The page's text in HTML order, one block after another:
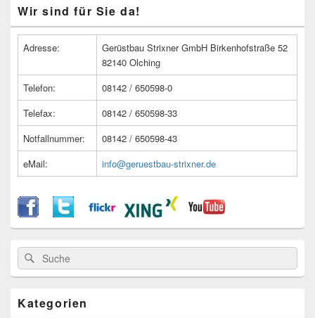
Seitenleisten
Widget-
Wir sind für Sie da!
Adresse:
Gerüstbau Strixner GmbH Birkenhofstraße 52
82140 Olching
Telefon:
08142 / 650598-0
Telefax:
08142 / 650598-33
Notfallnummer:
08142 / 650598-43
eMail:
info@geruestbau-strixner.de
Suche
nach:
Suche
Kategorien